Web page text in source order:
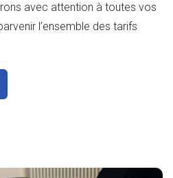
avec attention à toutes vos
l’ensemble des tarifs